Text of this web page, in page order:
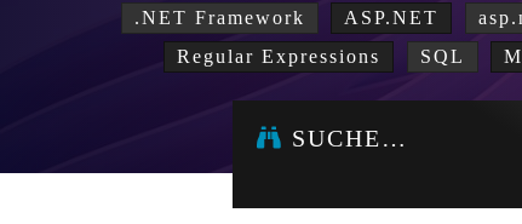
.NET Framework ASP.NET
Regular Expressions
SQL
SUCHE…